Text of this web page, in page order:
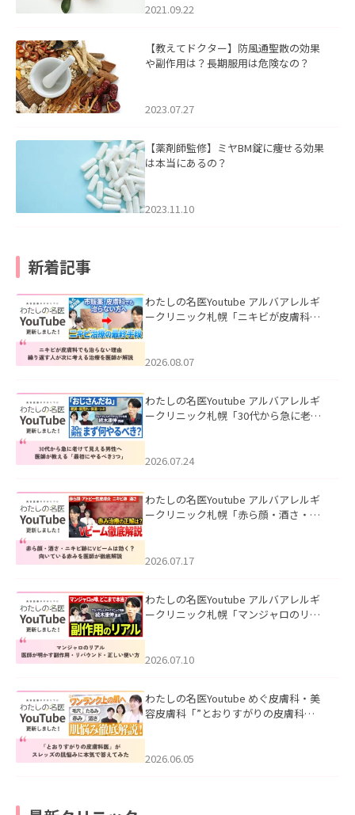
2021.09.22
【教えてドクター】防風通聖散の効果
や副作用は？長期服用は危険なの？
2023.07.27
【薬剤師監修】ミヤBM錠に痩せる効果
は本当にあるの？
2023.11.10
新着記事
わたしの名医Youtube アルバアレルギ
ークリニック札幌「ニキビが皮膚科で
ました。
2026.08.07
わたしの名医Youtube アルバアレルギ
ークリニック札幌「30代から急に老け
た。
2026.07.24
わたしの名医Youtube アルバアレルギ
ークリニック札幌「赤ら顔・酒さ・ニ
した。
2026.07.17
わたしの名医Youtube アルバアレルギ
ークリニック札幌「マンジャロのリア
た。
2026.07.10
わたしの名医Youtube めぐ皮膚科・美
容皮膚科「”とおりすがりの皮膚科
2026.06.05